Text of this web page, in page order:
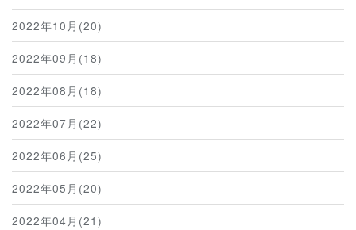
2022年10月(20)
2022年09月(18)
2022年08月(18)
2022年07月(22)
2022年06月(25)
2022年05月(20)
2022年04月(21)